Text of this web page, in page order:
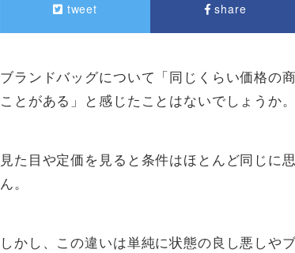
tweet share
ブランドバッグについて「同じくらい価格の
ことがある」と感じたことはないでしょうか。
見た目や定価を見ると条件はほとんど同じに
ん。
しかし、この違いは単純に状態の良し悪しや